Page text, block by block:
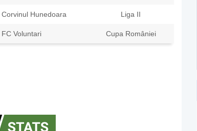
Corvinul Hunedoara Liga II
FC Voluntari Cupa României